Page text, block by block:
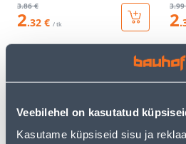
Veebilehel on kasutatud
Kasutame küpsiseid sisu ja
3.86 €
2.32 € / tk
3
2